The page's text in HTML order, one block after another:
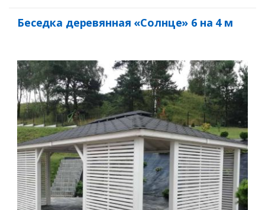
Беседка деревянная «Солнце» 6 на 4 м